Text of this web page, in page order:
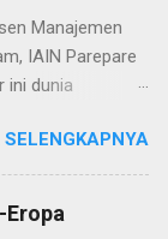
di Yatsrib,
Madinah
Dalam
cahaya
dan dengan
Manajemen
IAIN Parepare
ini dunia
kematian.
corona
sudah mulai
berbagai
Eropa